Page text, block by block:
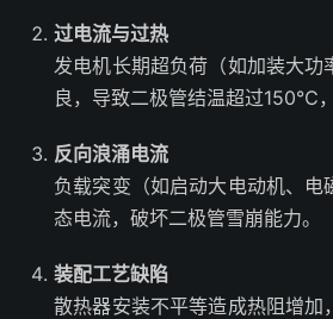
过电流与过热
发电机长期超负荷（如加装大功
良，导致二极管结温超过150℃
反向浪涌电流
负载突变（如启动大电动机、电
态电流，破坏二极管雪崩能力。
装配工艺缺陷
散热器安装不平等造成热阻增加